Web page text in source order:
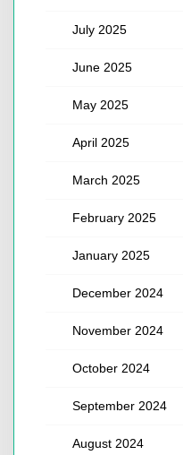
July 2025
June 2025
May 2025
April 2025
March 2025
February 2025
January 2025
December 2024
November 2024
October 2024
September 2024
August 2024